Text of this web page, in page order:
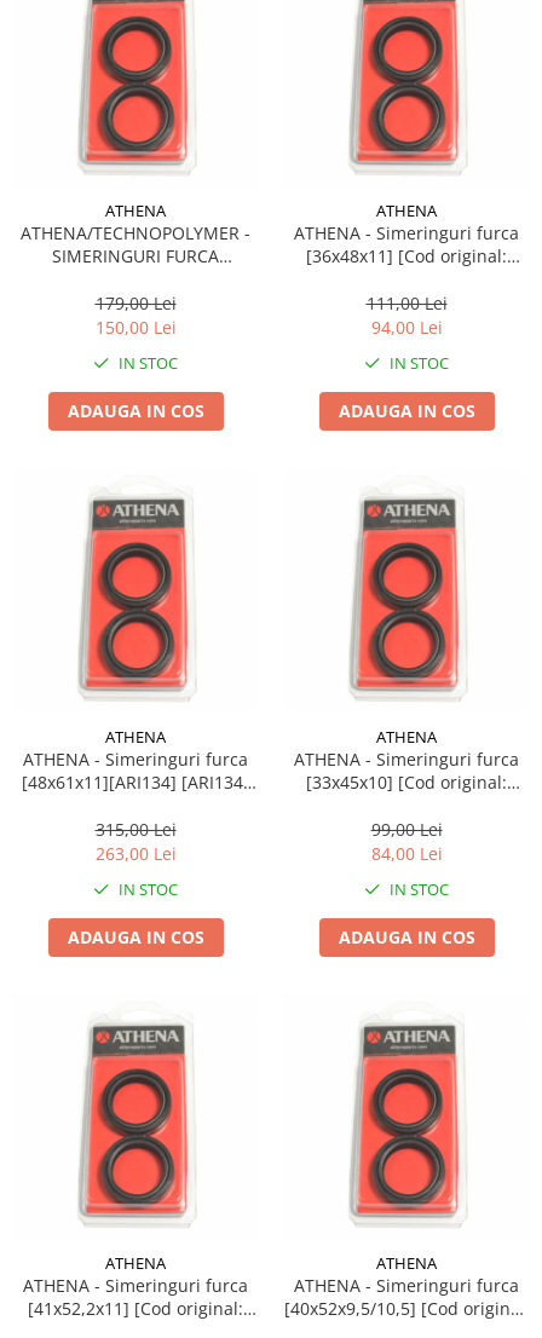
ATHENA
ATHENA/TECHNOPOLYMER -
SIMERINGURI FURCA
179,00 Lei
150,00 Lei
IN STOC
ADAUGA IN COS
ATHENA
ATHENA - Simeringuri furca
[36x48x11] [Cod original:
111,00 Lei
94,00 Lei
IN STOC
ADAUGA IN COS
ATHENA
ATHENA - Simeringuri furca
[48x61x11][ARI134] [ARI134]
P40FORK455129]
315,00 Lei
263,00 Lei
IN STOC
ADAUGA IN COS
ATHENA
ATHENA - Simeringuri furca
[33x45x10] [Cod original:
99,00 Lei
84,00 Lei
IN STOC
ADAUGA IN COS
ATHENA
ATHENA - Simeringuri furca
[41x52,2x11] [Cod original:
ATHENA
ATHENA - Simeringuri furca
[40x52x9,5/10,5] [Cod original: